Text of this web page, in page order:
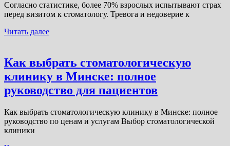
Согласно статистике, более 70% взрослых испытывают страх
перед визитом к стоматологу. Тревога и недоверие к
Читать далее
Как выбрать стоматологическую
клинику в Минске: полное
руководство для пациентов
Как выбрать стоматологическую клинику в Минске: полное
руководство по ценам и услугам Выбор стоматологической
клиники